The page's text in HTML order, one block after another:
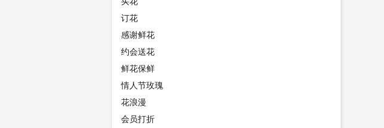
订花
感谢鲜花
约会送花
鲜花保鲜
情人节玫瑰
花浪漫
会员打折